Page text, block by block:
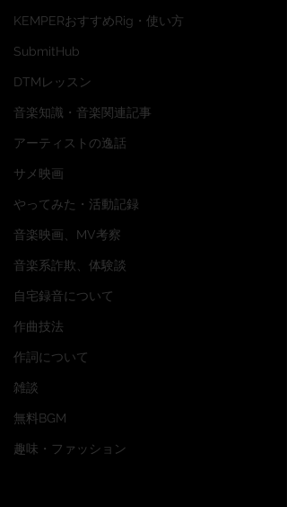
KEMPERおすすめRig・使い方
SubmitHub
DTMレッスン
音楽知識・音楽関連記事
アーティストの逸話
サメ映画
やってみた・活動記録
音楽映画、MV考察
音楽系詐欺、体験談
自宅録音について
作曲技法
作詞について
雑談
無料BGM
趣味・ファッション